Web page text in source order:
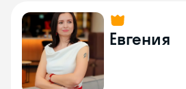
Евгения